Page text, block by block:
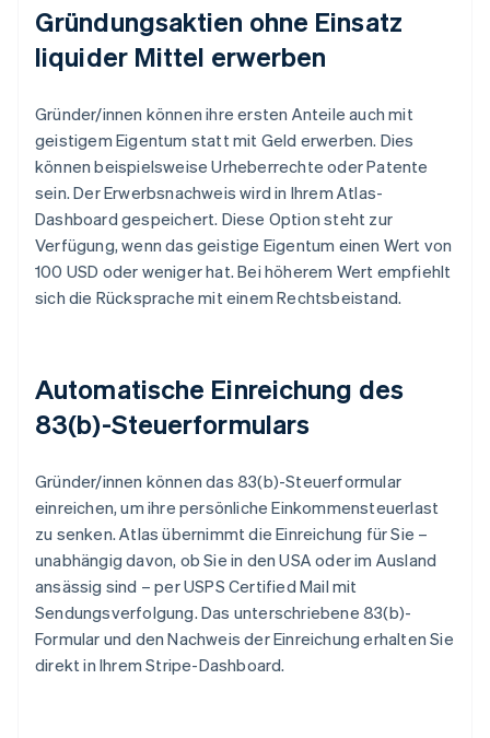
Gründungsaktien ohne Einsatz
liquider Mittel erwerben
Gründer/innen können ihre ersten Anteile auch mit
geistigem Eigentum statt mit Geld erwerben. Dies
können beispielsweise Urheberrechte oder Patente
sein. Der Erwerbsnachweis wird in Ihrem Atlas-
Dashboard gespeichert. Diese Option steht zur
Verfügung, wenn das geistige Eigentum einen Wert von
100 USD oder weniger hat. Bei höherem Wert empfiehlt
sich die Rücksprache mit einem Rechtsbeistand.
Automatische Einreichung des
83(b)-Steuerformulars
Gründer/innen können das 83(b)-Steuerformular
einreichen, um ihre persönliche Einkommensteuerlast
zu senken. Atlas übernimmt die Einreichung für Sie –
unabhängig davon, ob Sie in den USA oder im Ausland
ansässig sind – per USPS Certified Mail mit
Sendungsverfolgung. Das unterschriebene 83(b)-
Formular und den Nachweis der Einreichung erhalten Sie
direkt in Ihrem Stripe-Dashboard.